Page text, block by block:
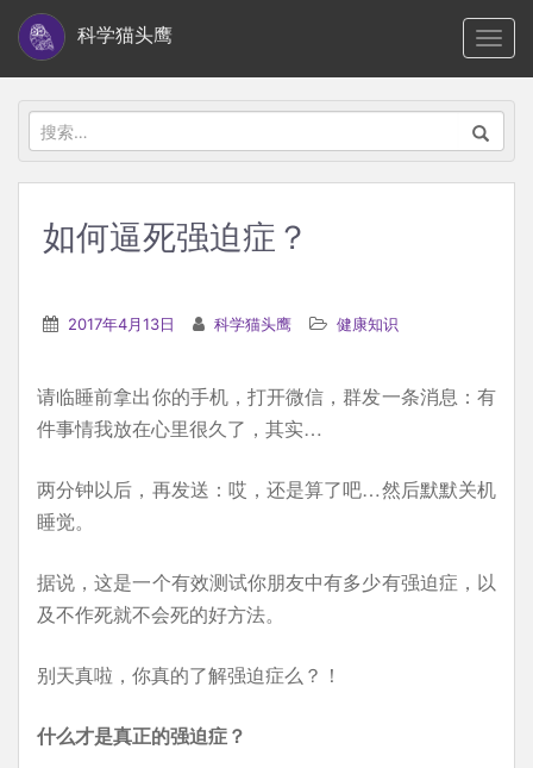
i
科学猫头鹰
搜
索：
如何逼死强迫症？
2017年4月13日 科学猫头鹰 健康知识
请临睡前拿出你的手机，打开微信，群发一条消息：有
件事情我放在心里很久了，其实…
两分钟以后，再发送：哎，还是算了吧…然后默默关机
睡觉。
据说，这是一个有效测试你朋友中有多少有强迫症，以
及不作死就不会死的好方法。
别天真啦，你真的了解强迫症么？！
什么才是真正的强迫症？